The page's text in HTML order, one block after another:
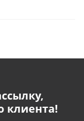
клиента!